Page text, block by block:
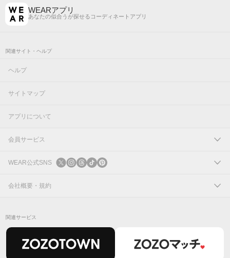
WEARアプリ
あなたの似合うが探せるコーディネートアプリ
関連サイト・ヘルプ
ヘルプ
サイトマップ
アプリについて
会員サービス
ログイン
新規会員登録
WEAR公式SNS
X
会社概要・規約
関連サービス